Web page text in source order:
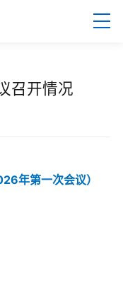
召开情况
年第一次会议）